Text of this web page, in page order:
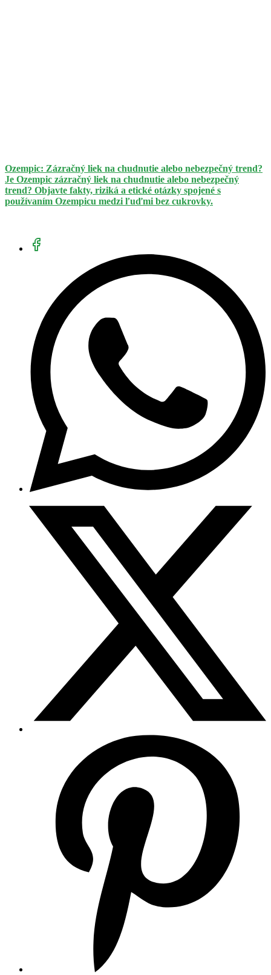
Ozempic: Zázračný liek na chudnutie alebo nebezpečný trend?
Je Ozempic zázračný liek na chudnutie alebo nebezpečný
trend? Objavte fakty, riziká a etické otázky spojené s
používaním Ozempicu medzi ľuďmi bez cukrovky.